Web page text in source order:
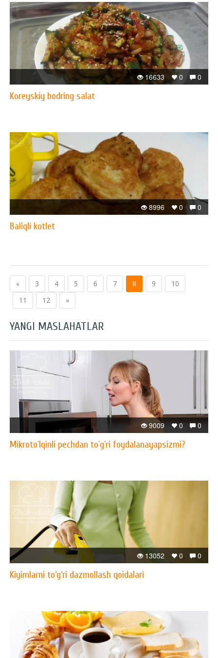
0
0
16633
Koreyskiy bodring salat
0
0
8996
Baliqli kotlet
« 3 4 5 6 7 8 9
10
11
12 »
YANGI MASLAHATLAR
0
0
9009
Mikroto`lqinli pechdan to`g`ri foydalanayapsizmi?
0
0
13052
Kiyimlarni to‘g‘ri dazmollash qoidalari